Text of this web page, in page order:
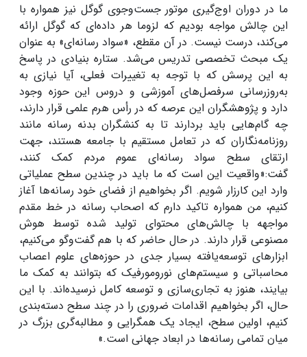
ما در دوران اوج‌گیری موتور جست‌وجوی گوگل نیز همواره با
این چالش مواجه بودیم که لزوما هر داده‌ای که گوگل ارائه
می‌کند، درست نیست. در آن مقطع، «سواد رسانه‌ای» به عنوان
یک مبحث تخصصی تدریس می‌شد. ستاره بنیادی در پاسخ
به این پرسش که با توجه به تغییرات فعلی، آیا نیازی به
به‌روزرسانی سرفصل‌های آموزشی و دروس این حوزه وجود
دارد و پژوهشگران این عرصه که در رأس هرم علمی قرار دارند،
چه گام‌هایی باید بردارند تا به کنشگران بدنه رسانه مانند
روزنامه‌نگاران که در تعامل مستقیم با جامعه هستند، جهت
ارتقای سطح سواد رسانه‌ای عموم مردم کمک کنند،
گفت:«واقعیت این است که ما باید در چندین سطح عملیاتی
وارد این کارزار شویم. اگر بخواهیم از فضای خود رسانه‌ها آغاز
کنیم، من همواره تاکید دارم که اصحاب رسانه در خط مقدم
مواجهه با چالش‌های محتوای تولید شده توسط هوش
مصنوعی قرار دارند. در حال حاضر که با هم گفت‌وگو می‌کنیم،
ابزارهای توسعه‌یافته بسیار جدی در حوزه‌های علوم اعصاب
محاسباتی و سیستم‌های نورومورفیک که بتوانند به کمک ما
بیایند، هنوز به تجاری‌سازی و توسعه کامل نرسیده‌اند. با این
حال، اگر بخواهیم اقدامات ضروری را در چند سطح دسته‌بندی
کنیم، اولین سطح، ایجاد یک همگرایی و مطالبه‌گری بزرگ در
میان تمامی رسانه‌ها در ابعاد جهانی است.»